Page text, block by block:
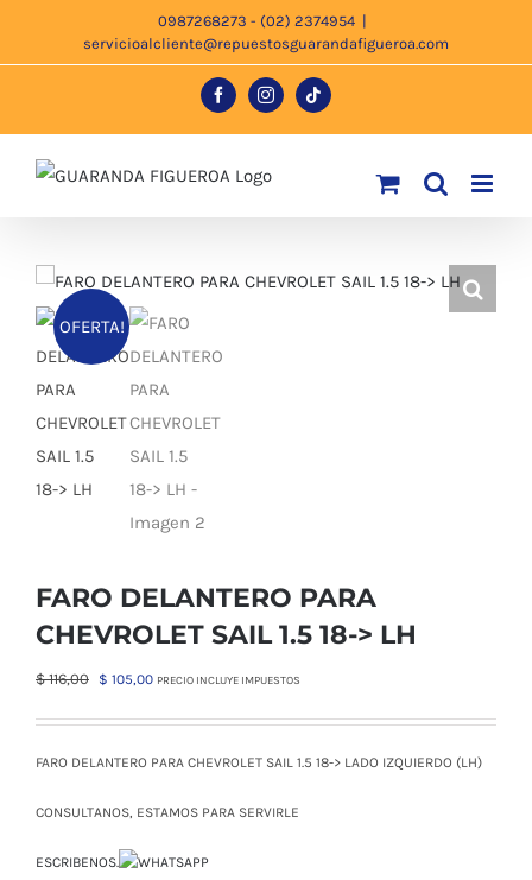
0987268273 - (02) 2374954 |
servicioalcliente@repuestosguarandafigueroa.com
FacebookInstagramTiktok
OFERTA!
FARO DELANTERO PARA
CHEVROLET SAIL 1.5 18-> LH
$116,00
El
original
era:
$ 105,00El
actual
es:
PRECIO INCLUYE IMPUESTOS
FARO DELANTERO PARA CHEVROLET SAIL 1.5 18-> LADO IZQUIERDO (LH)
CONSULTANOS, ESTAMOS PARA SERVIRLE
ESCRIBENOS.